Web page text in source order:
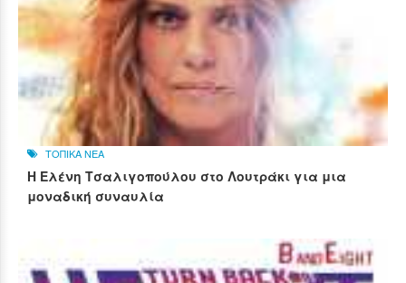
ΤΟΠΙΚΑ ΝΕΑ
Η Ελένη Τσαλιγοπούλου στο Λουτράκι για μια
μοναδική συναυλία